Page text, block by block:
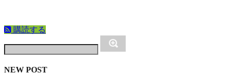
購読する
NEW POST